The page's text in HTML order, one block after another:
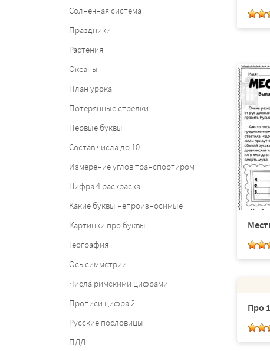
Про
Солнечная система
Праздники
Растения
Океаны
План урока
Потерянные стрелки
Первые буквы
Состав числа до 10
Измерение углов транспортиром
Цифра 4 раскраска
Какие буквы непроизносимые
Картинки про буквы
География
Ось симметрии
Числа римскими цифрами
Прописи цифра 2
Русские пословицы
ПДД